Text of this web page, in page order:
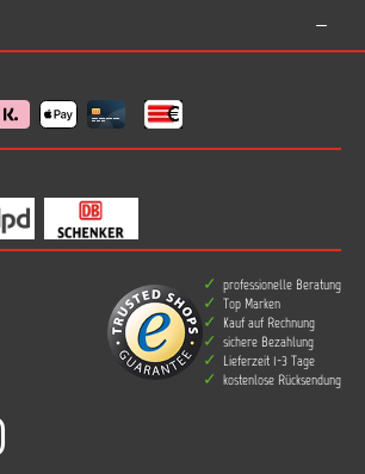
professionelle Beratung
Top Marken
Kauf auf Rechnung
sichere Bezahlung
Lieferzeit 1-3 Tage
kostenlose Rücksendung